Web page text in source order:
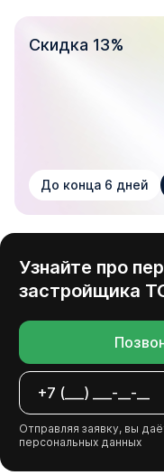
Скидка 13%
До конца 6 дней
Узнайте про
застройщика
Отправляя заявку, вы
персональных данных